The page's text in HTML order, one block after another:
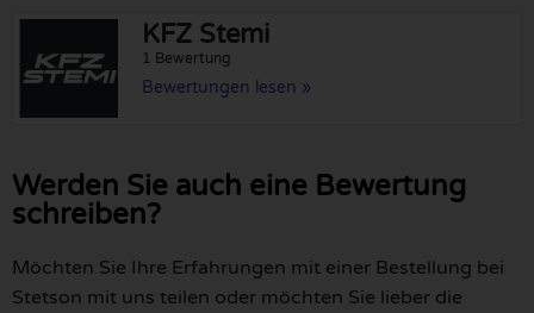
KFZ Stemi
1 Bewertung
Bewertungen lesen »
Werden Sie auch eine Bewertung
schreiben?
Möchten Sie Ihre Erfahrungen mit einer Bestellung bei
Stetson mit uns teilen oder möchten Sie lieber die